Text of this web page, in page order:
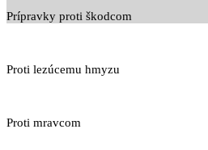
Prípravky proti škodcom
Proti lezúcemu hmyzu
Proti mravcom